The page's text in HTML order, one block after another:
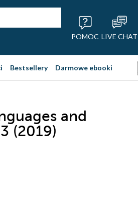
POMOC LIVE CHAT
Bestsellery Darmowe ebooki
and
(2019)